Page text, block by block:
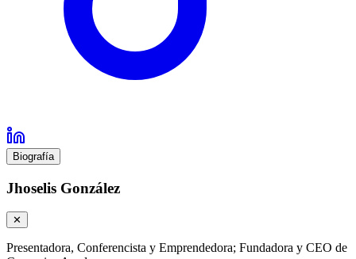
Biografía
Jhoselis González
✕
Presentadora, Conferencista y Emprendedora; Fundadora y CEO de